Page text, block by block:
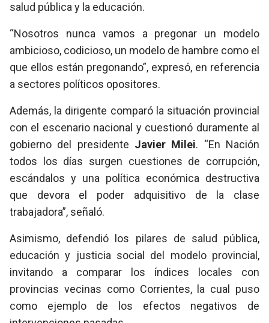
salud pública y la educación.
“Nosotros nunca vamos a pregonar un modelo
ambicioso, codicioso, un modelo de hambre como el
que ellos están pregonando”, expresó, en referencia
a sectores políticos opositores.
Además, la dirigente comparó la situación provincial
con el escenario nacional y cuestionó duramente al
gobierno del presidente Javier Milei. “En Nación
todos los días surgen cuestiones de corrupción,
escándalos y una política económica destructiva
que devora el poder adquisitivo de la clase
trabajadora”, señaló.
Asimismo, defendió los pilares de salud pública,
educación y justicia social del modelo provincial,
invitando a comparar los índices locales con
provincias vecinas como Corrientes, la cual puso
como ejemplo de los efectos negativos de